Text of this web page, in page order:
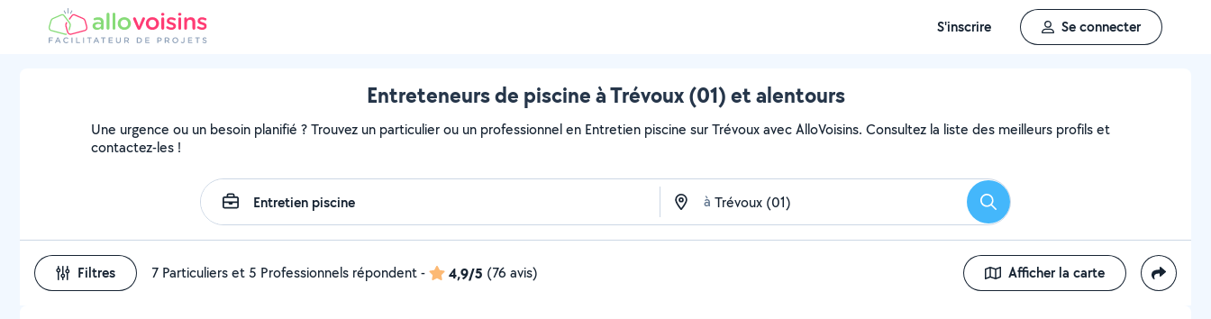
S'inscrire Se connecter
Entreteneurs de piscine à Trévoux (01) et alentours
Une urgence ou un besoin planifié ? Trouvez un particulier ou un professionnel en Entretien piscine sur Trévoux avec AlloVoisins. Consultez la liste des meilleurs profils et
contactez-les !
à Rechercher
Filtres 7 Particuliers et 5 Professionnels répondent- 4,9/5 (76 avis) Afficher la carte